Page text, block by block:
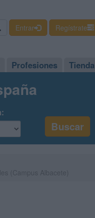
Entrar Regístrate
Profesiones Tienda